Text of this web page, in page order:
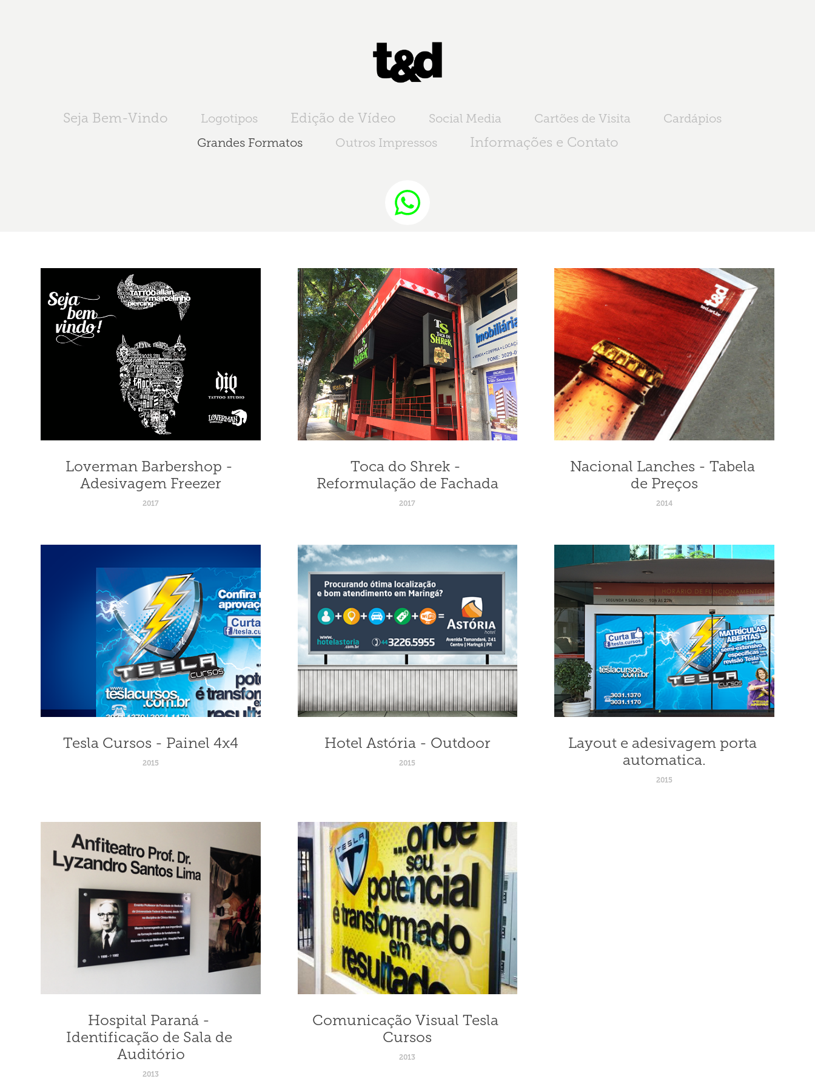
Seja Bem-Vindo Logotipos Edição de Vídeo Social Media Cartões de Visita
Cardápios
Grandes Formatos
Outros Impressos Informações e Contato
Loverman Barbershop -
Adesivagem Freezer
2017
Toca do Shrek -
Reformulação de Fachada
2017
Nacional Lanches - Tabela
de Preços
2014
Tesla Cursos - Painel 4x4
2015
Hotel Astória - Outdoor
2015
Layout e adesivagem porta
automatica.
2015
Hospital Paraná -
Identificação de Sala de
Auditório
2013
Comunicação Visual Tesla
Cursos
2013